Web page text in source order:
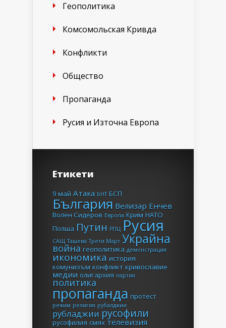
Геополитика
Комсомольская Кривда
Конфликти
Общество
Пропаганда
Русия и Източна Европа
Етикети
9 май Атака БНТ БСП
България Велизар Енчев
Волен Сидеров Европа Крим НАТО
Полша Путин РПЦ Русия
САЩ Ташева Трети Март Украйна
война геополитика демонстрация
икономика история
комунизъм конфликт кривославие
медии олигархия партия
политика
пропаганда протест
режим религия рубалджии
рубладжии русофили
русофилия смях телевизия